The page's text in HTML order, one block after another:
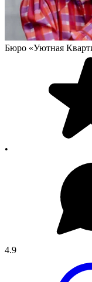
Бюро «Уютная
•
4.9